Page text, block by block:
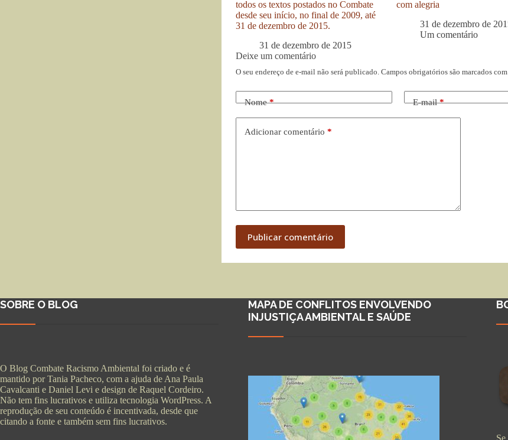
todos os textos postados no Combate
desde seu início, no final de 2009, até
31 de dezembro de 2015.
31 de dezembro de 2015
com alegria
31 de dezembro de
Um comentário
Deixe um comentário
O seu endereço de e-mail não será publicado. Campos obrigatórios são marcados com
Nome* E-mail*
Adicionar comentário *
Publicar comentário
SOBRE O BLOG
O Blog Combate Racismo Ambiental foi criado e é
mantido por Tania Pacheco, com a ajuda de Ana Paula
Cavalcanti e Daniel Levi e design de Raquel Cordeiro.
Não tem fins lucrativos e utiliza tecnologia WordPress. A
reprodução de seu conteúdo é incentivada, desde que
citando a fonte e também sem fins lucrativos.
MAPA DE CONFLITOS ENVOLVENDO
INJUSTIÇA AMBIENTAL E SAÚDE